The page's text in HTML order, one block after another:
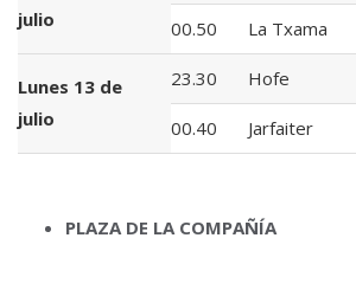
julio
00.50 La Txama
Lunes 13 de
julio
23.30 Hofe
00.40 Jarfaiter
PLAZA DE LA COMPAÑÍA